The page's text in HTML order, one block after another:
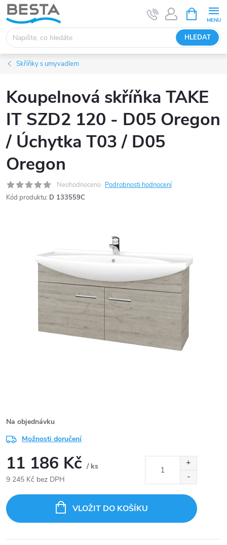
Přejít
na
obsah
HLEDAT
NÁKUPNÍ
KOŠÍK
Skříňky s umyvadlem
Koupelnová skříňka TAKE
IT SZD2 120 - D05 Oregon
/ Úchytka T03 / D05
Oregon
Neohodnoceno Podrobnosti hodnocení
Kód produktu: D 133559C
Na objednávku
Možnosti doručení
11 186 Kč / ks
9 245 Kč bez DPH
cena:
VLOŽIT DO KOŠÍKU